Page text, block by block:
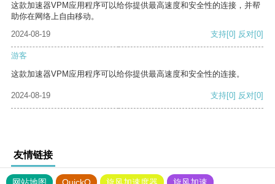
这款加速器VPM应用程序可以给你提供最高速度和安全性的连接，并帮
助你在网络上自由移动。
2024-08-19
支持[0] 反对[0]
游客
这款加速器VPM应用程序可以给你提供最高速度和安全性的连接。
2024-08-19 支持[0] 反对[0]
友情链接